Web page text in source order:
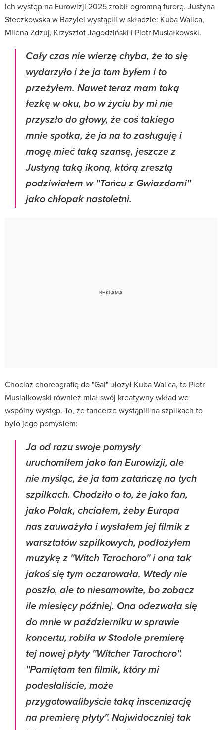
Ich występ na Eurowizji 2025 zrobił ogromną furorę. Justyna
Steczkowska w Bazylei wystąpili w składzie: Kuba Walica,
Milena Zdzuj, Krzysztof Jagodziński i Piotr Musiałkowski.
Cały czas nie wierzę chyba, że to się
wydarzyło i że ja tam byłem i to
przeżyłem. Nawet teraz mam taką
łezkę w oku, bo w życiu by mi nie
przyszło do głowy, że coś takiego
mnie spotka, że ja na to zasługuję i
mogę mieć taką szansę, jeszcze z
Justyną taką ikoną, którą zresztą
podziwiałem w ''Tańcu z Gwiazdami''
jako chłopak nastoletni.
Chociaż choreografię do "Gai" ułożył Kuba Walica, to Piotr
Musiałkowski również miał swój kreatywny wkład we
wspólny występ. To, że tancerze wystąpili na szpilkach to
było jego pomysłem:
Ja od razu swoje pomysły
uruchomiłem jako fan Eurowizji, ale
nie myśląc, że ja tam zatańczę na tych
szpilkach. Chodziło o to, że jako fan,
jako Polak, chciałem, żeby Europa
nas zauważyła i wysłałem jej filmik z
warsztatów szpilkowych, podłożyłem
muzykę z ''Witch Tarochoro'' i ona tak
jakoś się tym oczarowała. Wtedy nie
poszło, ale to niesamowite, bo zobacz
ile miesięcy później. Ona odezwała się
do mnie w październiku w sprawie
koncertu, robiła w Stodole premierę
tej nowej płyty ''Witcher Tarochoro''.
''Pamiętam ten filmik, który mi
podesłaliście, może
przygotowalibyście taką inscenizację
na premierę płyty''. Najwidoczniej tak